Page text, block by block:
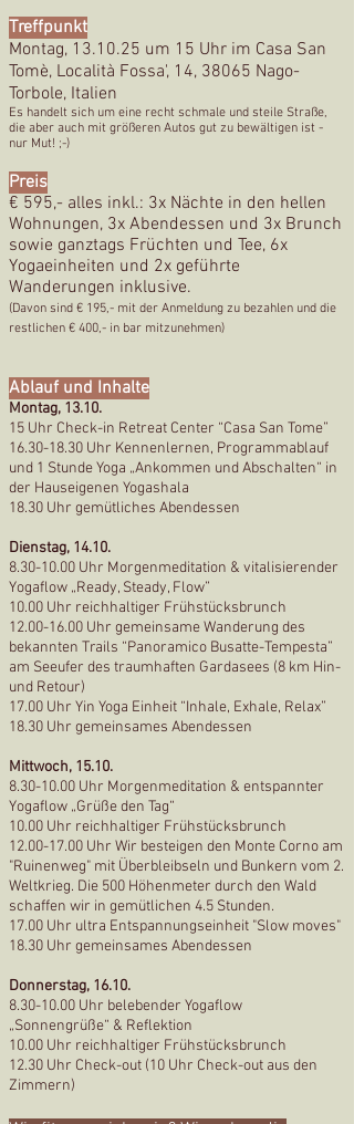
Treffpunkt
Montag, 13.10.25 um 15 Uhr im Casa San
Tomè, Località Fossa', 14, 38065 Nago-
Torbole, Italien
Es handelt sich um eine recht schmale und steile Straße,
die aber auch mit größeren Autos gut zu bewältigen ist -
nur Mut! ;-)
Preis
€ 595,- alles inkl.: 3x Nächte in den hellen
Wohnungen, 3x Abendessen und 3x Brunch
sowie ganztags Früchten und Tee, 6x
Yogaeinheiten und 2x geführte
Wanderungen inklusive.
(Davon sind € 195,- mit der Anmeldung zu bezahlen und die
restlichen € 400,- in bar mitzunehmen)
Ablauf und Inhalte
Montag, 13.10.
15 Uhr Check-in Retreat Center “Casa San Tome”
16.30-18.30 Uhr Kennenlernen, Programmablauf
und 1 Stunde Yoga „Ankommen und Abschalten“ in
der Hauseigenen Yogashala
18.30 Uhr gemütliches Abendessen
Dienstag, 14.10.
8.30-10.00 Uhr Morgenmeditation & vitalisierender
Yogaflow „Ready, Steady, Flow”
10.00 Uhr reichhaltiger Frühstücksbrunch
12.00-16.00 Uhr gemeinsame Wanderung des
bekannten Trails “Panoramico Busatte-Tempesta”
am Seeufer des traumhaften Gardasees (8 km Hin-
und Retour)
17.00 Uhr Yin Yoga Einheit “Inhale, Exhale, Relax”
18.30 Uhr gemeinsames Abendessen
Mittwoch, 15.10.
8.30-10.00 Uhr Morgenmeditation & entspannter
Yogaflow „Grüße den Tag“
10.00 Uhr reichhaltiger Frühstücksbrunch
12.00-17.00 Uhr Wir besteigen den Monte Corno am
"Ruinenweg" mit Überbleibseln und Bunkern vom 2.
Weltkrieg. Die 500 Höhenmeter durch den Wald
schaffen wir in gemütlichen 4.5 Stunden.
17.00 Uhr ultra Entspannungseinheit "Slow moves"
18.30 Uhr gemeinsames Abendessen
Donnerstag, 16.10.
8.30-10.00 Uhr belebender Yogaflow
„Sonnengrüße“ & Reflektion
10.00 Uhr reichhaltiger Frühstücksbrunch
12.30 Uhr Check-out (10 Uhr Check-out aus den
Zimmern)